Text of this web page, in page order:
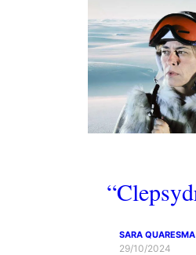
SARA
29/10/2024